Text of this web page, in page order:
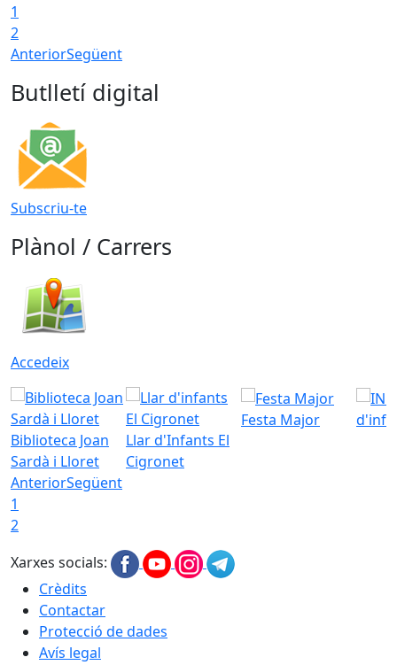
1
2
AnteriorSegüent
Butlletí digital
Subscriu-te
Plànol / Carrers
Accedeix
Biblioteca Joan
Sardà i Lloret
Llar d'Infants El
Cigronet
Festa Major
AnteriorSegüent
1
2
Xarxes socials:
Crèdits
Contactar
Protecció de dades
Avís legal